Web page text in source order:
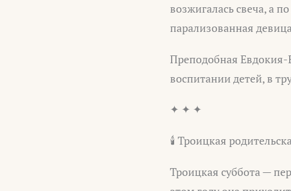
возжигалась свеча, а
парализованная
Преподобная
воспитании детей, в
✦ ✦ ✦
🕯️ Троицкая
Троицкая суббота —